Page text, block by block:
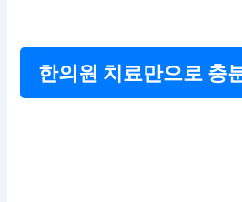
한의원 치료만으로 충